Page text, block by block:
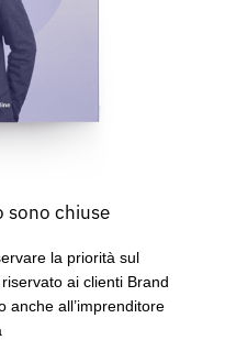
sono chiuse
la priorità sul
ai clienti Brand
anche all’imprenditore